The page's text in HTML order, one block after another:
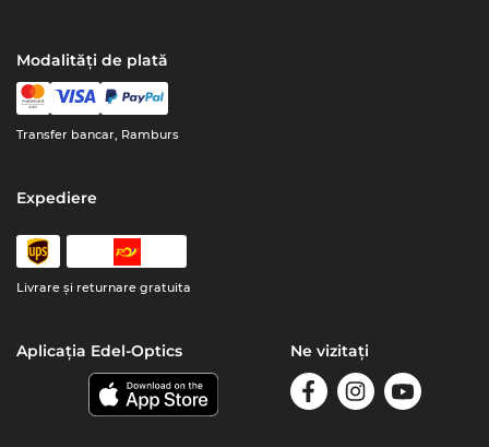
Modalități de plată
Transfer bancar, Ramburs
Expediere
Livrare şi returnare gratuita
Aplicația Edel-Optics Ne vizitați